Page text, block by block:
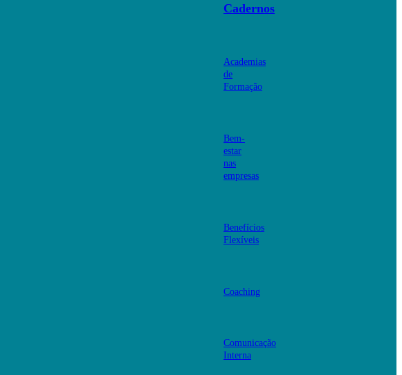
Cadernos
Academias
de
Formação
Bem-
estar
nas
empresas
Benefícios
Flexíveis
Coaching
Comunicação
Interna